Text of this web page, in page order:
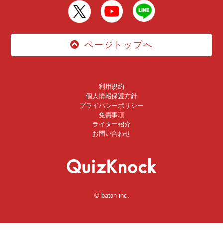
ページトップへ
利用規約
個人情報保護方針
プライバシーポリシー
免責事項
ライター紹介
お問い合わせ
© baton inc.